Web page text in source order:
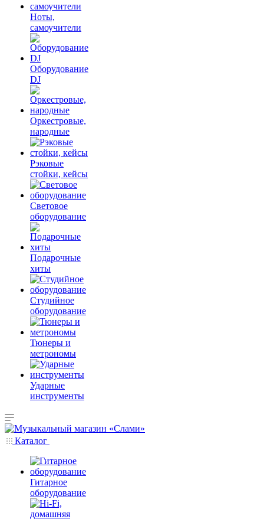
Ноты,
самоучители
Оборудование
DJ
Оркестровые,
народные
Рэковые
стойки, кейсы
Световое
оборудование
Подарочные
хиты
Студийное
оборудование
Тюнеры и
метрономы
Ударные
инструменты
Каталог
Гитарное
оборудование